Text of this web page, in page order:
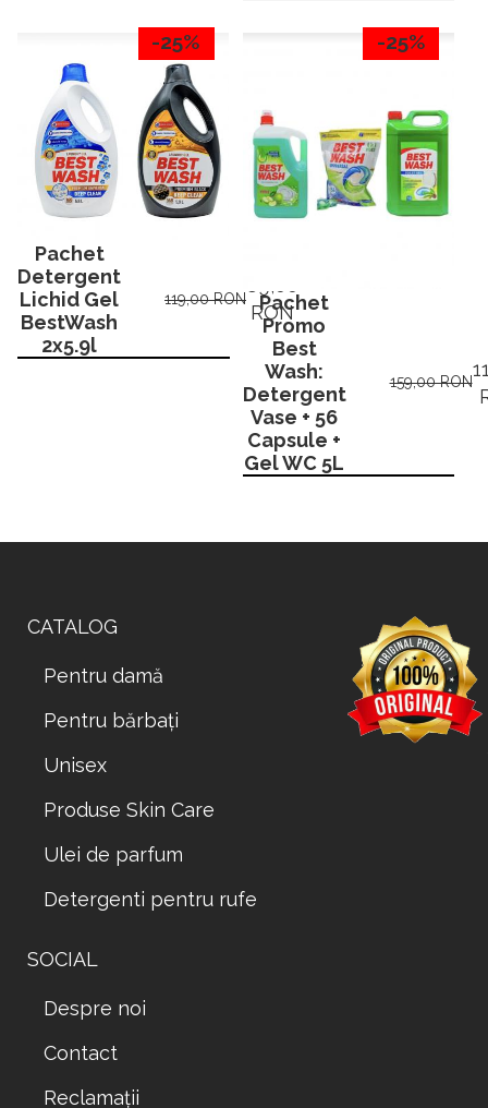
Pachet
Detergent
Lichid Gel
BestWash
2x5.9l
119,00 RON
RON
-25%
Pachet
Promo
Best
Wash:
Detergent
Vase + 56
Capsule +
Gel WC 5L
159,00 RON
-25%
CATALOG
Pentru damă
Pentru bărbați
Unisex
Produse Skin Care
Ulei de parfum
Detergenti pentru rufe
SOCIAL
Despre noi
Contact
Reclamații